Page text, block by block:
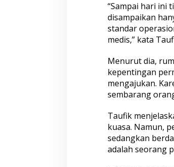
“Sampai hari ini
disampaikan
standar
medis,” kata
Menurut dia,
kepentingan
mengajukan.
sembarang
Taufik
kuasa. Namun,
sedangkan
adalah seorang